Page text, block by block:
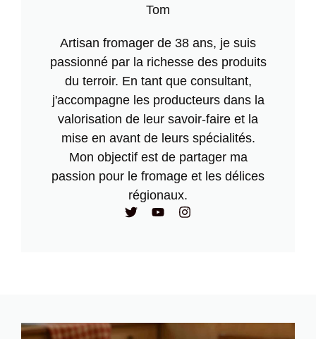
Tom
Artisan fromager de 38 ans, je suis
passionné par la richesse des produits
du terroir. En tant que consultant,
j'accompagne les producteurs dans la
valorisation de leur savoir-faire et la
mise en avant de leurs spécialités.
Mon objectif est de partager ma
passion pour le fromage et les délices
régionaux.